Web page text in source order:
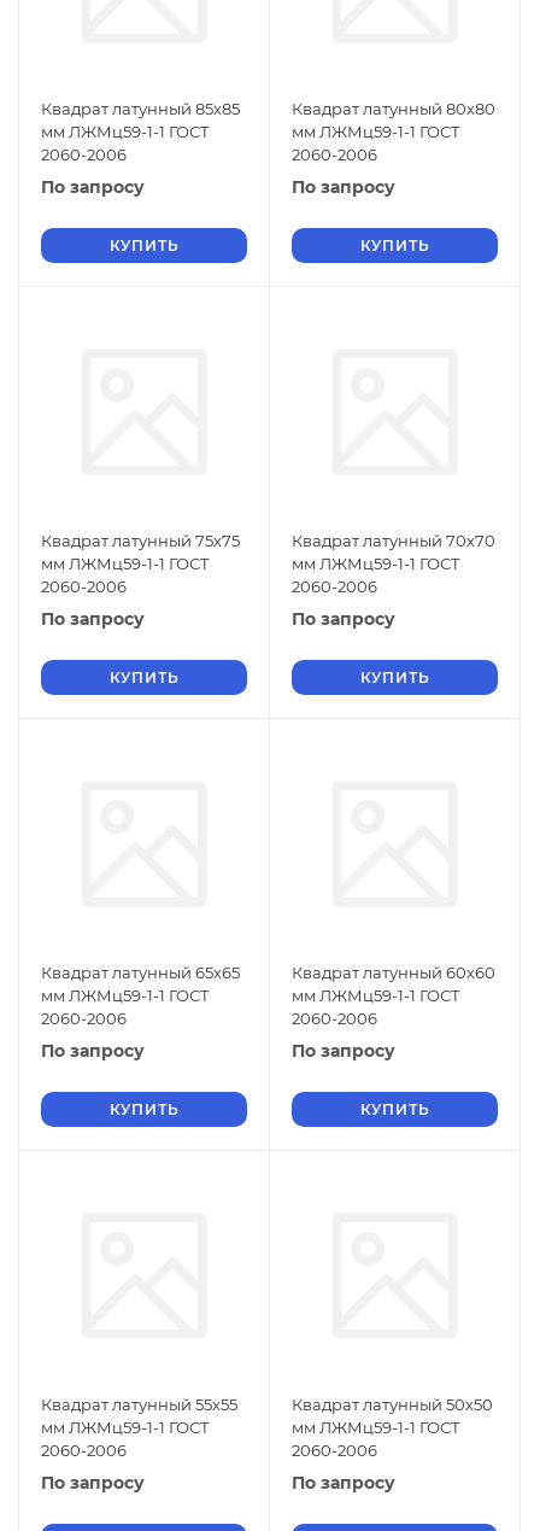
Квадрат латунный 85х85
мм ЛЖМц59-1-1 ГОСТ
2060-2006
По запросу
КУПИТЬ
Квадрат латунный 80х80
мм ЛЖМц59-1-1 ГОСТ
2060-2006
По запросу
КУПИТЬ
Квадрат латунный 75х75
мм ЛЖМц59-1-1 ГОСТ
2060-2006
По запросу
КУПИТЬ
Квадрат латунный 70х70
мм ЛЖМц59-1-1 ГОСТ
2060-2006
По запросу
КУПИТЬ
Квадрат латунный 65х65
мм ЛЖМц59-1-1 ГОСТ
2060-2006
По запросу
КУПИТЬ
Квадрат латунный 60х60
мм ЛЖМц59-1-1 ГОСТ
2060-2006
По запросу
КУПИТЬ
Квадрат латунный 55х55
мм ЛЖМц59-1-1 ГОСТ
2060-2006
По запросу
Квадрат латунный 50х50
мм ЛЖМц59-1-1 ГОСТ
2060-2006
По запросу